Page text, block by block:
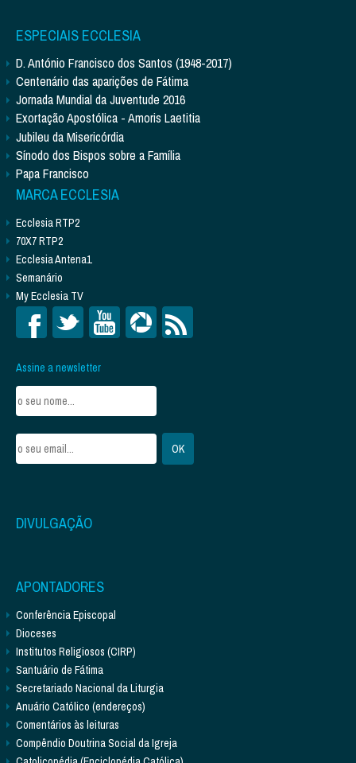
ESPECIAIS ECCLESIA
D. António Francisco dos Santos (1948-2017)
Centenário das aparições de Fátima
Jornada Mundial da Juventude 2016
Exortação Apostólica - Amoris Laetitia
Jubileu da Misericórdia
Sínodo dos Bispos sobre a Família
Papa Francisco
MARCA ECCLESIA
Ecclesia RTP2
70X7 RTP2
Ecclesia Antena1
Semanário
My Ecclesia TV
Assine a newsletter
DIVULGAÇÃO
APONTADORES
Conferência Episcopal
Dioceses
Institutos Religiosos (CIRP)
Santuário de Fátima
Secretariado Nacional da Liturgia
Anuário Católico (endereços)
Comentários às leituras
Compêndio Doutrina Social da Igreja